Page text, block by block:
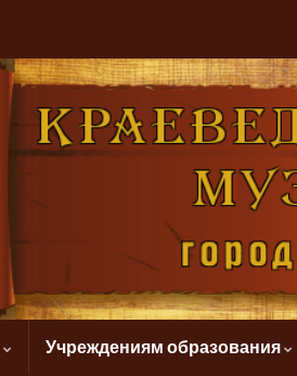
Учреждениям образования